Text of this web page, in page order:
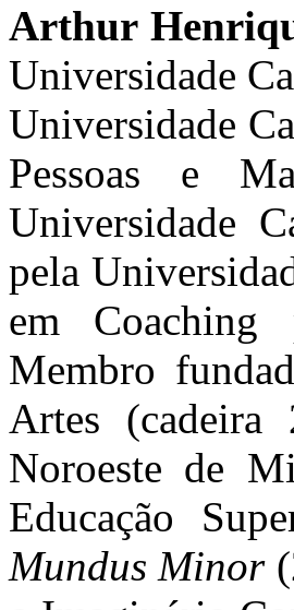
Arthur
Universidade
Universidade
Pessoas e
Universidade
pela
em
Membro
Artes
Noroeste de
Educação
Mundus Minor